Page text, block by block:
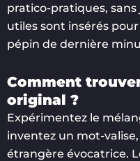
pratico-pratiques,
utiles sont insérés
pépin de dernière
Comment
original ?
Expérimentez le
inventez un mot-
étrangère évocatrice.